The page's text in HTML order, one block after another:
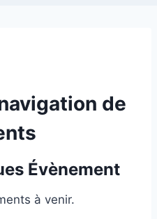
de
Évènement
à venir.